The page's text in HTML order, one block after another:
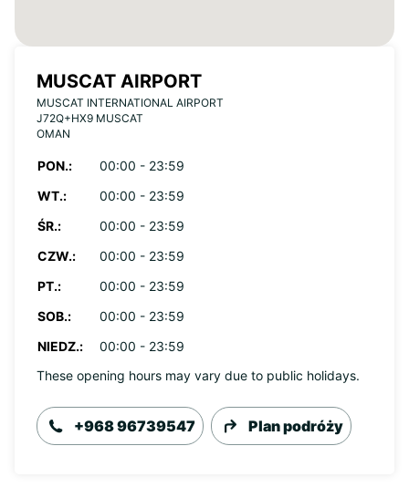
MUSCAT AIRPORT
MUSCAT INTERNATIONAL AIRPORT
J72Q+HX9 MUSCAT
OMAN
PON.:
00:00 - 23:59
WT.:
00:00 - 23:59
ŚR.:
00:00 - 23:59
CZW.:
00:00 - 23:59
PT.:
00:00 - 23:59
SOB.:
00:00 - 23:59
NIEDZ.:
00:00 - 23:59
These opening hours may vary due to public holidays.
+968 96739547 Plan podróży